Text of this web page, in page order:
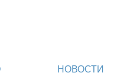
НОВОСТИ